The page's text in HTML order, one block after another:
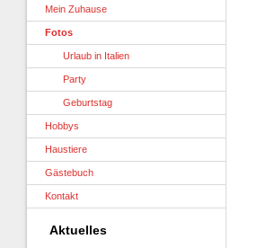
Mein Zuhause
Fotos
Urlaub in Italien
Party
Geburtstag
Hobbys
Haustiere
Gästebuch
Kontakt
Aktuelles